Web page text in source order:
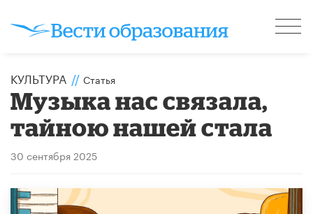
КУЛЬТУРА // Статья
Музыка нас связала,
тайною нашей стала
30 сентября 2025